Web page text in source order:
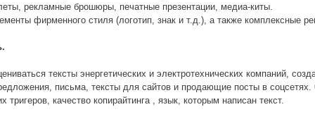
рекламные брошюры, печатные презентации, медиа-киты.
фирменного стиля (логотип, знак и т.д.), а также комплексные
тексты энергетических и электротехнических компаний,
письма, тексты для сайтов и продающие посты в соцсетях.
качество копирайтинга , язык, которым написан текст.